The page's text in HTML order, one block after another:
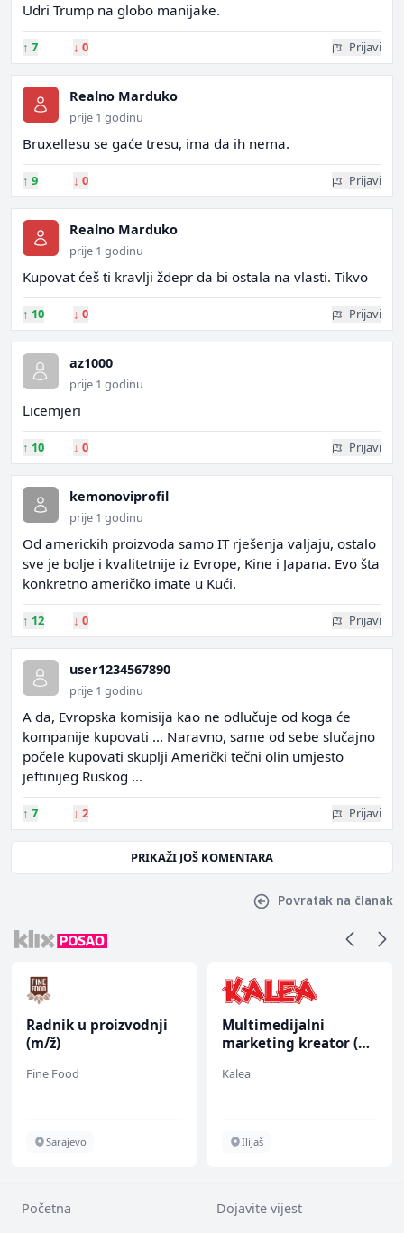
Udri Trump na globo manijake.
↑ 7 ↓ 0 Prijavi
Realno Marduko
prije 1 godinu
Bruxellesu se gaće tresu, ima da ih nema.
↑ 9 ↓ 0 Prijavi
Realno Marduko
prije 1 godinu
Kupovat ćeš ti kravlji ždepr da bi ostala na vlasti. Tikvo
↑ 10 ↓ 0 Prijavi
az1000
prije 1 godinu
Licemjeri
↑ 10 ↓ 0 Prijavi
kemonoviprofil
prije 1 godinu
Od americkih proizvoda samo IT rješenja valjaju, ostalo
sve je bolje i kvalitetnije iz Evrope, Kine i Japana. Evo šta
konkretno američko imate u Kući.
↑ 12 ↓ 0 Prijavi
user1234567890
prije 1 godinu
A da, Evropska komisija kao ne odlučuje od koga će
kompanije kupovati ... Naravno, same od sebe slučajno
počele kupovati skuplji Američki tečni olin umjesto
jeftinijeg Ruskog ...
↑ 7 ↓ 2 Prijavi
PRIKAŽI JOŠ KOMENTARA
Povratak na članak
Radnik u proizvodnji
(m/ž)
Fine Food
Sarajevo
Multimedijalni
marketing kreator (m/
Kalea
Ilijaš
Početna Dojavite vijest